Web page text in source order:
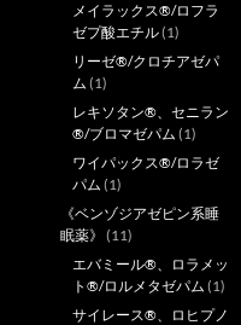
メイラックス®/ロフラ
ゼプ酸エチル(1)
リーゼ®/クロチアゼパ
ム (1)
レキソタン®、セニラン
®/ブロマゼパム (1)
ワイパックス®/ロラゼ
パム (1)
《ベンゾジアゼピン系睡
眠薬》 (11)
エバミール®、ロラメッ
ト®/ロルメタゼパム (1)
サイレース®、ロヒプノ